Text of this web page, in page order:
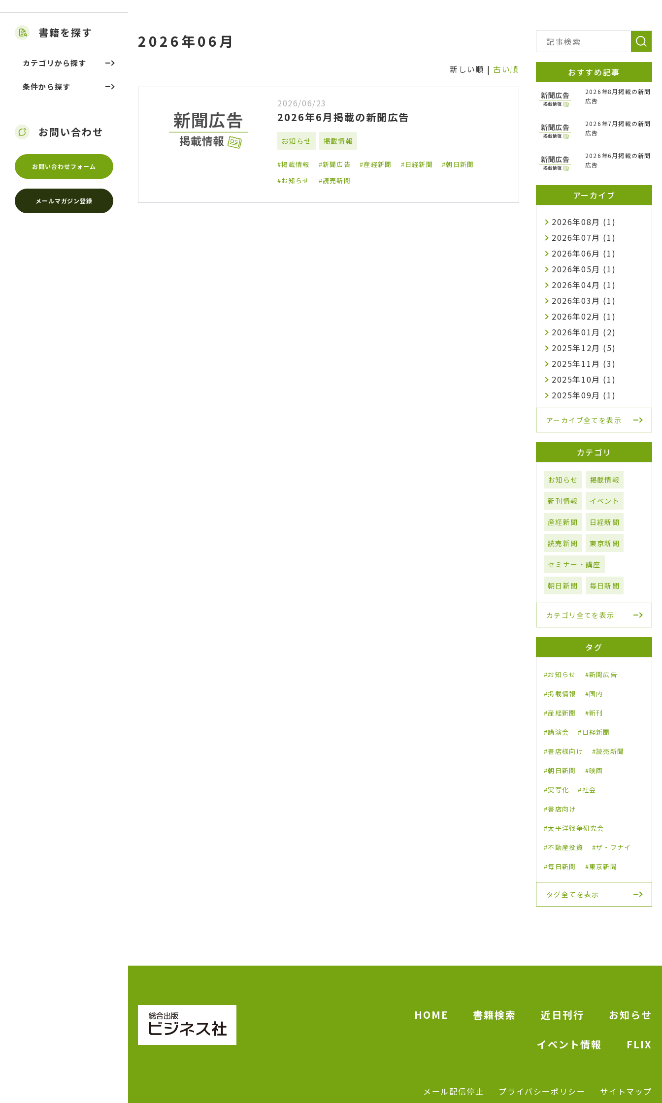
書籍を探す
カテゴリから探す
条件から探す
お問い合わせ
お問い合わせフォーム
メールマガジン登録
2026年06月
新しい順 |古い順
2026/06/23
2026年6月掲載の新聞広告
お知らせ 掲載情報
掲載情報 新聞広告 産経新聞 日経新聞
朝日新聞
お知らせ
読売新聞
おすすめ記事
2026年8月掲載の新聞
広告
2026年7月掲載の新聞
広告
2026年6月掲載の新聞
広告
アーカイブ
2026年08月 (1)
2026年07月 (1)
2026年06月 (1)
2026年05月 (1)
2026年04月 (1)
2026年03月 (1)
2026年02月 (1)
2026年01月 (2)
2025年12月 (5)
2025年11月 (3)
2025年10月 (1)
2025年09月 (1)
アーカイブ全てを表示
カテゴリ
お知らせ 掲載情報
新刊情報 イベント
産経新聞 日経新聞
読売新聞 東京新聞
セミナー・講座
朝日新聞 毎日新聞
カテゴリ全てを表示
タグ
お知らせ 新聞広告
掲載情報 国内
産経新聞 新刊
講演会 日経新聞
書店様向け 読売新聞
朝日新聞 映画
実写化 社会
書店向け
太平洋戦争研究会
不動産投資 ザ・フナイ
毎日新聞 東京新聞
タグ全てを表示
HOME 書籍検索 近日刊行 お知らせ
イベント情報 FLIX
メール配信停止 プライバシーポリシー サイトマップ